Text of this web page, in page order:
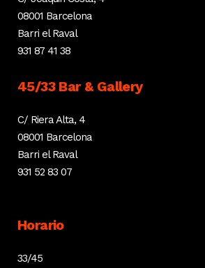
08001 Barcelona
Barri el Raval
931 87 41 38
45/33 Bar & Gallery
C/ Riera Alta, 4
08001 Barcelona
Barri el Raval
931 52 83 07
Horario
33/45